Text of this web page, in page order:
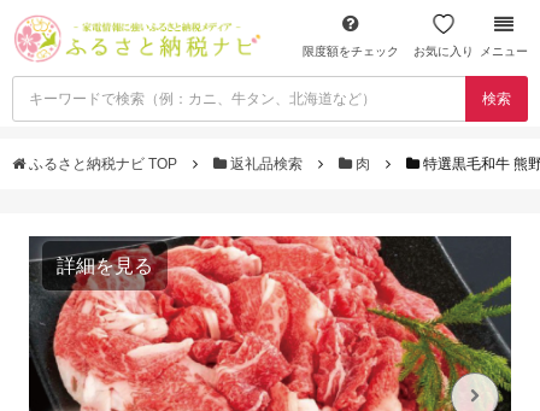
限度額をチェック お気に入り メニュー
検索
ふるさと納税ナビ TOP 返礼品検索 肉 特選黒毛和牛 熊
詳細を見る